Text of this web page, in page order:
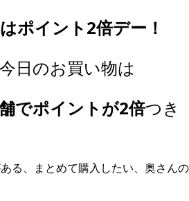
ポイント2倍デー！
日のお買い物は
でポイントが2倍つき
る、まとめて購入したい、奥さんの